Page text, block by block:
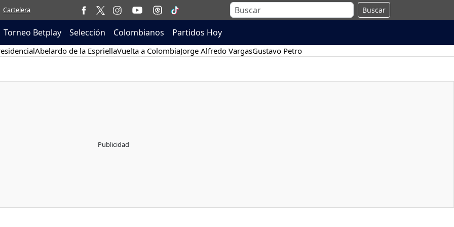
Cartelera Buscar
Torneo Betplay Selección Colombianos Partidos Hoy
Abelardo de la EspriellaVuelta a ColombiaJorge Alfredo VargasGustavo Petro